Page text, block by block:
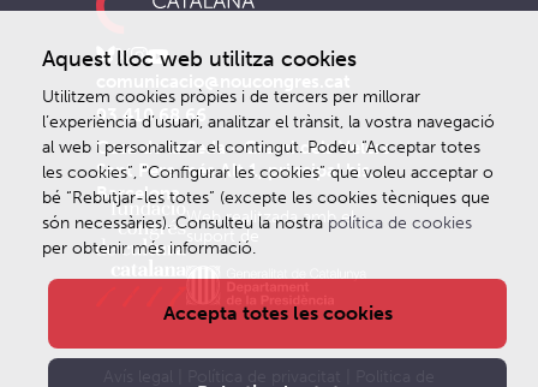
93 410 68 66
Casa de la Seda - Gremi dels Velers
Sant Pere més Alt 1, principal bis.
Barcelona
Web realitzada amb el
suport de
Aquest lloc web utilitza cookies
Utilitzem cookies pròpies i de tercers per millorar
l’experiència d’usuari, analitzar el trànsit, la vostra navegació
al web i personalitzar el contingut. Podeu “Acceptar totes
les cookies”, “Configurar les cookies” que voleu acceptar o
bé “Rebutjar-les totes” (excepte les cookies tècniques que
són necessàries). Consulteu la nostra política de cookies
per obtenir més informació.
Accepta totes les cookies